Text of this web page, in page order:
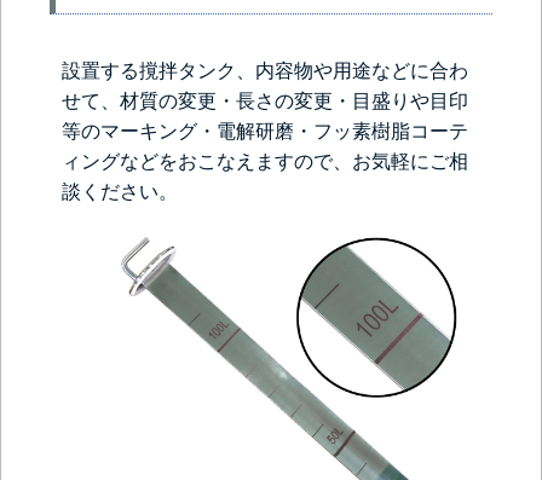
設置する撹拌タンク、内容物や用途などに合わ
せて、材質の変更・長さの変更・目盛りや目印
等のマーキング・電解研磨・フッ素樹脂コーテ
ィングなどをおこなえますので、お気軽にご相
談ください。